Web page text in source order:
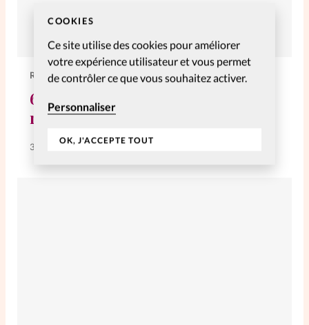
COOKIES
Ce site utilise des cookies pour améliorer
votre expérience utilisateur et vous permet
de contrôler ce que vous souhaitez activer.
Personnaliser
OK, J'ACCEPTE TOUT
RELATIONNELLES
6 simple de ne pas jeter du pain
rassis
3 Oct 2023